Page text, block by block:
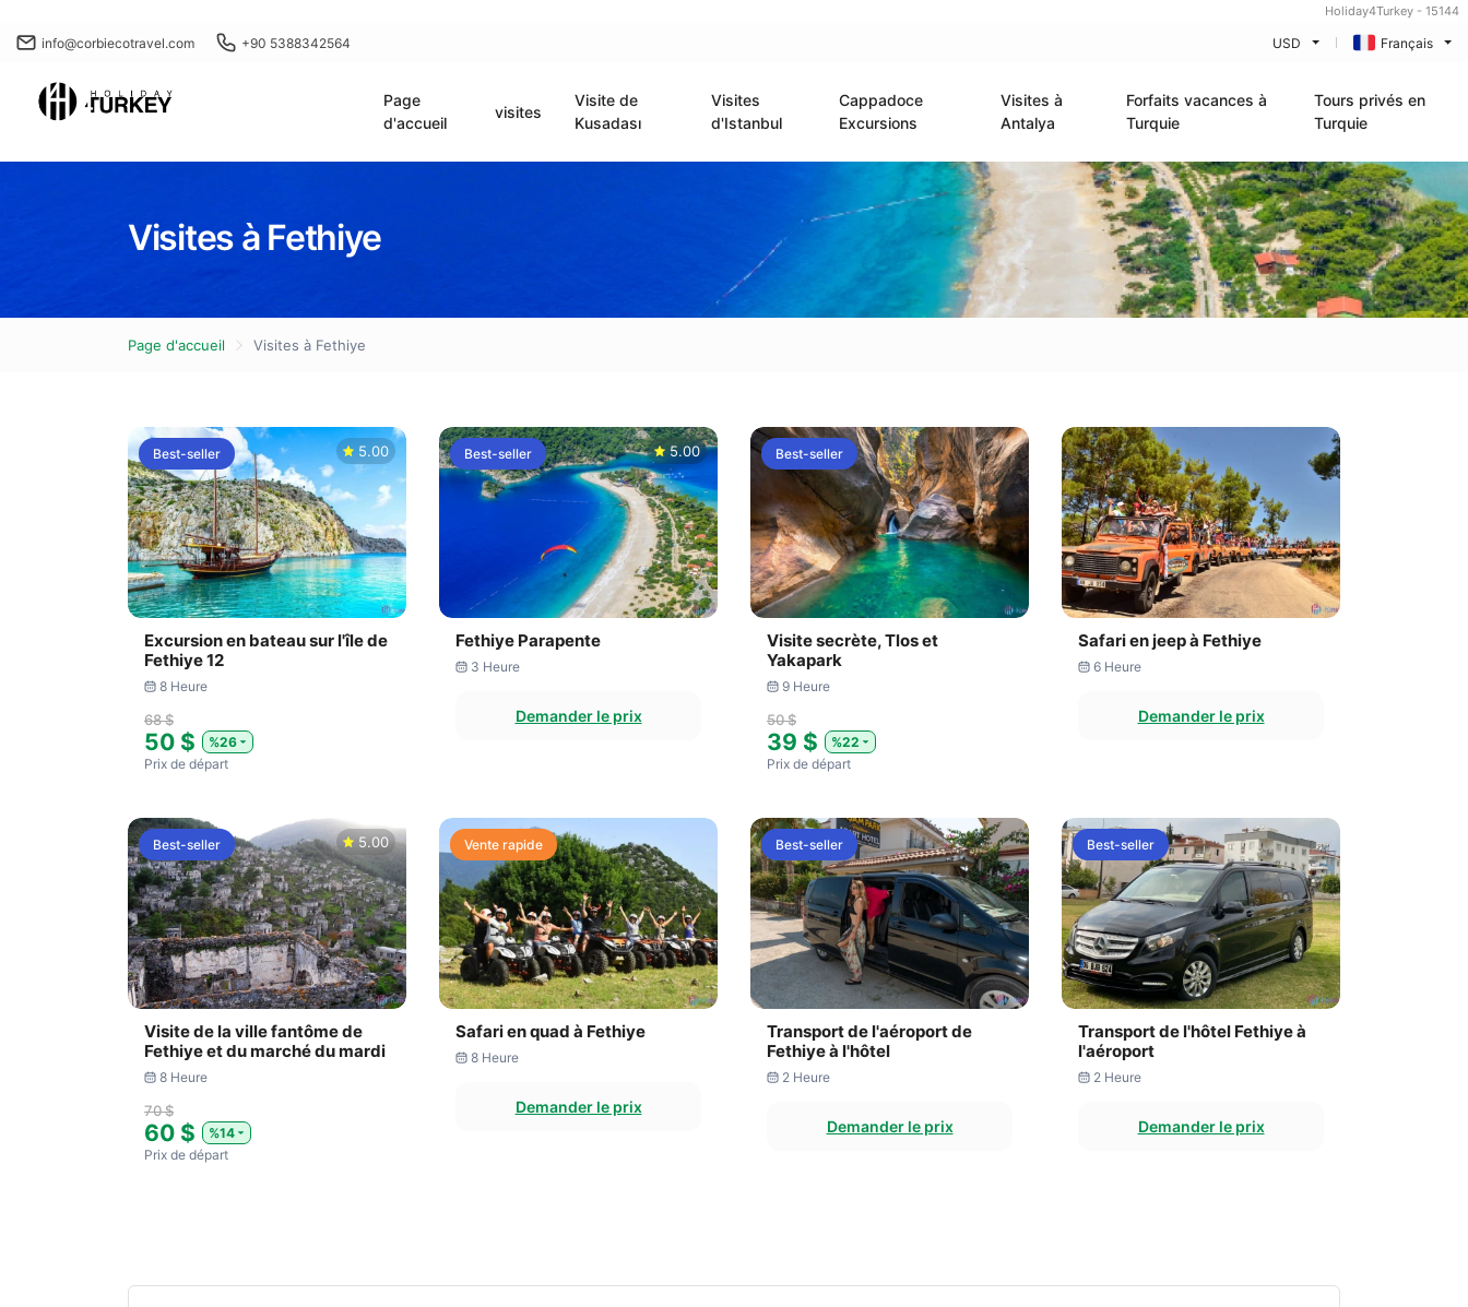
Holiday4Turkey - 15144
info@corbiecotravel.com +90 5388342564 USD Français
Page
d'accueil
visites
Visite de
Kusadası
Visites
d'Istanbul
Cappadoce
Excursions
Visites à
Antalya
Forfaits vacances à
Turquie
Tours privés en
Turquie
Visites à Fethiye
Page d'accueil Visites à Fethiye
Best-seller 5.00
Excursion en bateau sur l'île de
Fethiye 12
8 Heure
68 $
50 $
%26
Prix ​​de départ
Best-seller 5.00
Fethiye Parapente
3 Heure
Demander le prix
Best-seller
Visite secrète, Tlos et
Yakapark
9 Heure
50 $
39 $
%22
Prix ​​de départ
Safari en jeep à Fethiye
6 Heure
Demander le prix
Best-seller 5.00
Visite de la ville fantôme de
Fethiye et du marché du mardi
8 Heure
70 $
60 $
%14
Prix ​​de départ
Vente rapide
Safari en quad à Fethiye
8 Heure
Demander le prix
Best-seller
Transport de l'aéroport de
Fethiye à l'hôtel
2 Heure
Demander le prix
Best-seller
Transport de l'hôtel Fethiye à
l'aéroport
2 Heure
Demander le prix